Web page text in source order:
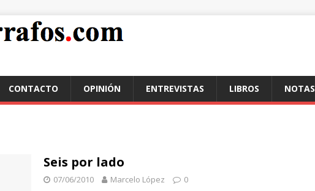
CONTACTO OPINIÓN ENTREVISTAS LIBROS NOTAS
Seis por lado
07/06/2010 Marcelo López 0